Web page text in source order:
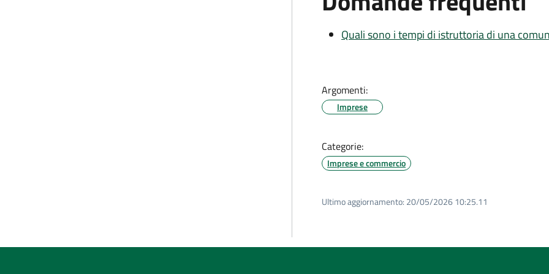
Quali sono i tempi di istruttoria di una
Argomenti:
Imprese
Categorie:
Imprese e commercio
Ultimo aggiornamento: 20/05/2026 10:25.11